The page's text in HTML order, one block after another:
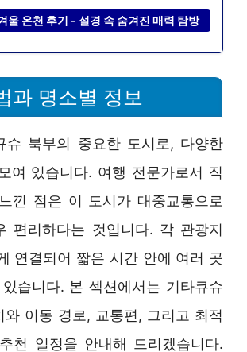
울 온천 후기 - 설경 속 숨겨진 매력 탐방
과 명소별 정보
슈 북부의 중요한 도시로, 다양한
여 있습니다. 여행 전문가로서 직
낀 점은 이 도시가 대중교통으로
편리하다는 것입니다. 각 관광지
연결되어 짧은 시간 안에 여러 곳
습니다. 본 섹션에서는 기타큐슈
와 이동 경로, 교통편, 그리고 최적
천 일정을 안내해 드리겠습니다.